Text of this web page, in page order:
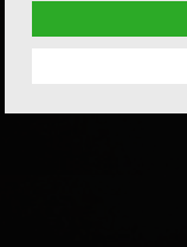
g)
Verantwortlicher
oder andere